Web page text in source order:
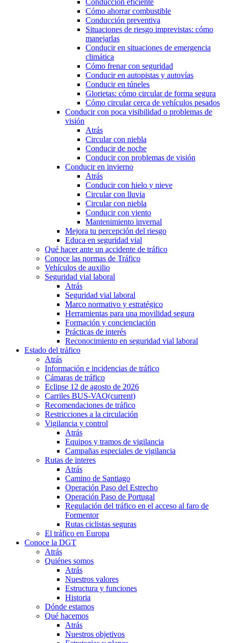
Conducción eficiente
Cómo ahorrar combustible
Conducción preventiva
Situaciones de riesgo imprevistas: cómo
manejarlas
Conducir en situaciones de emergencia
climática
Cómo frenar con seguridad
Conducir en autopistas y autovías
Conducir en túneles
Glorietas: cómo circular de forma segura
Cómo circular cerca de vehículos pesados
Conducir con poca visibilidad o problemas de
visión
Atrás
Circular con niebla
Conducir de noche
Conducir con problemas de visión
Conducir en invierno
Atrás
Conducir con hielo y nieve
Circular con lluvia
Circular con niebla
Conducir con viento
Mantenimiento invernal
Mejora tu percepción del riesgo
Educa en seguridad vial
Qué hacer ante un accidente de tráfico
Conoce las normas de Tráfico
Vehículos de auxilio
Seguridad vial laboral
Atrás
Seguridad vial laboral
Marco normativo y estratégico
Herramientas para una movilidad segura
Formación y concienciación
Prácticas de interés
Reconocimiento en seguridad vial laboral
Estado del tráfico
Atrás
Información e incidencias de tráfico
Cámaras de tráfico
Eclipse 12 de agosto de 2026
Carriles BUS-VAO(current)
Recomendaciones de tráfico
Restricciones a la circulación
Vigilancia y control
Atrás
Equipos y tramos de vigilancia
Campañas especiales de vigilancia
Rutas de interes
Atrás
Camino de Santiago
Operación Paso del Estrecho
Operación Paso de Portugal
Regulación del tráfico en el acceso al faro de
Formentor
Rutas ciclistas seguras
El tráfico en Europa
Conoce la DGT
Atrás
Quiénes somos
Atrás
Nuestros valores
Estructura y funciones
Historia
Dónde estamos
Qué hacemos
Atrás
Nuestros objetivos